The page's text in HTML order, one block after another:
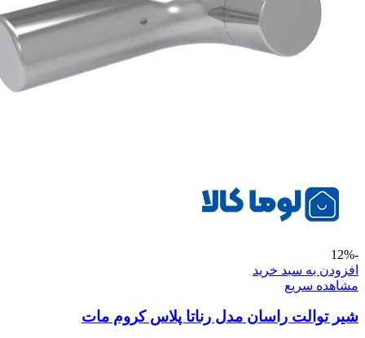
-12%
افزودن به سبد خرید
مشاهده سریع
شیر توالت راسان مدل رناتا پلاس کروم مات